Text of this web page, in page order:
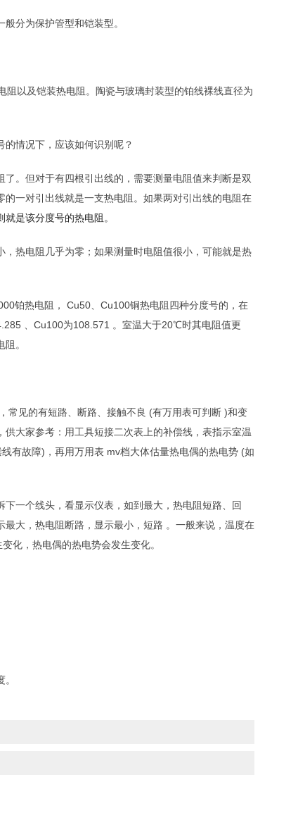
分为保护管型和铠装型。
以及铠装热电阻。陶瓷与玻璃封装型的铂线裸线直径为
情况下，应该如何识别呢？
。但对于有四根引出线的，需要测量电阻值来判断是双
一对引出线就是一支热电阻。如果两对引出线的电阻在
就是该分度号的热电阻。
热电阻几乎为零；如果测量时电阻值很小，可能就是热
铂热电阻， Cu50、Cu100铜热电阻四种分度号的，在
、Cu100为108.571 。室温大于20℃时其电阻值更
。
常见的有短路、断路、接触不良 (有万用表可判断 )和变
大家参考：用工具短接二次表上的补偿线，表指示室温
有故障)，再用万用表 mv档大体估量热电偶的热电势 (如
一个线头，看显示仪表，如到最大，热电阻短路、回
大，热电阻断路，显示最小，短路 。一般来说，温度在
化，热电偶的热电势会发生变化。